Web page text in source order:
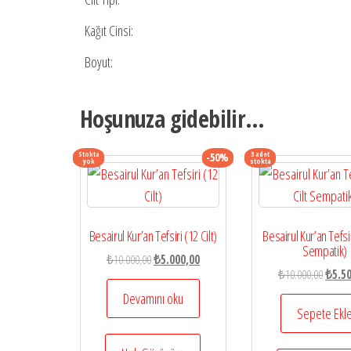
Kağıt Cinsi:
Boyut:
Hoşunuza gidebilir…
Stokta
yok -50%
Besairul Kur’an Tefsiri (12 Cilt)
₺10.000,00Orijinal
fiyat:
₺10.000,00.
₺5.000,00Şu
andaki
₺5.000,00.
Devamını oku
3 adet
stokta
Besairul Kur’an
Sempatik)
₺10.000,00
fiyat:
₺
Sepete Ekle